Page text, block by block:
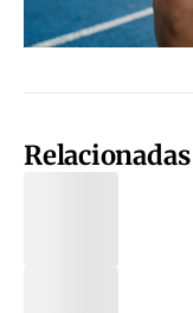
Relacionadas